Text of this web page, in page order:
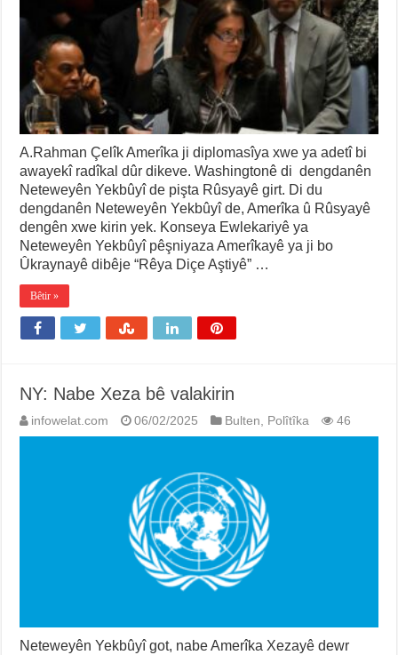
A.Rahman Çelîk Amerîka ji diplomasîya xwe ya adetî bi
awayekî radîkal dûr dikeve. Washingtonê di dengdanên
Neteweyên Yekbûyî de pişta Rûsyayê girt. Di du
dengdanên Neteweyên Yekbûyî de, Amerîka û Rûsyayê
dengên xwe kirin yek. Konseya Ewlekariyê ya
Neteweyên Yekbûyî pêşniyaza Amerîkayê ya ji bo
Ûkraynayê dibêje “Rêya Diçe Aştiyê” …
Bêtir »
NY: Nabe Xeza bê valakirin
infowelat.com 06/02/2025 Bulten, Polîtîka 46
Neteweyên Yekbûyî got, nabe Amerîka Xezayê dewr